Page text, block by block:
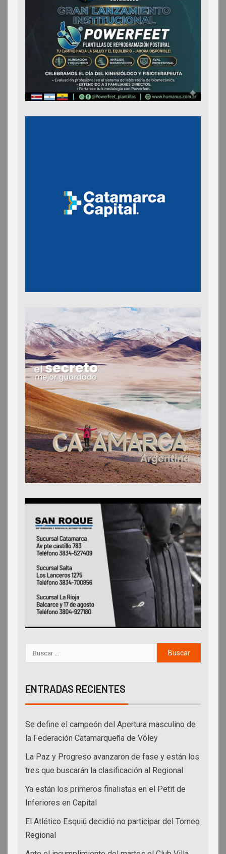
ENTRADAS RECIENTES
Se define el campeón del Apertura masculino de
la Federación Catamarqueña de Vóley
La Paz y Progreso avanzaron de fase y están los
tres que buscarán la clasificación al Regional
Ya están los primeros finalistas en el Petit de
Inferiores en Capital
El Atlético Esquiú decidió no participar del Torneo
Regional